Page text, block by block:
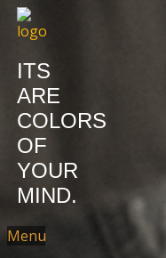
ITS
ARE
COLORS
OF
YOUR
MIND.
Menu